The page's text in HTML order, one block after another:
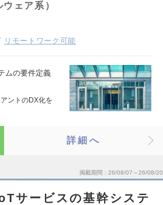
ェア系）
リモートワーク可能
ムの要件定義
ントのDX化を
詳細へ
掲載期間 26/08/07～26/08/20
サービスの基幹システ